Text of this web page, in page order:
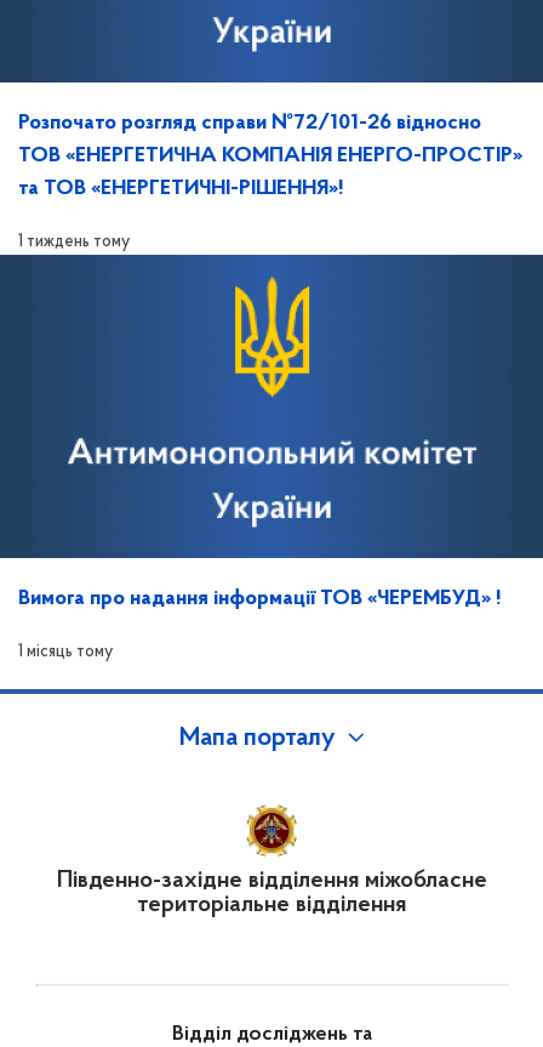
Розпочато розгляд справи №72/101-26 відносно
ТОВ «ЕНЕРГЕТИЧНА КОМПАНІЯ ЕНЕРГО-ПРОСТІР»
та ТОВ «ЕНЕРГЕТИЧНІ-РІШЕННЯ»!
1 тиждень тому
Вимога про надання інформації ТОВ «ЧЕРЕМБУД» !
1 місяць тому
Мапа порталу
Південно-західне відділення міжобласне
територіальне відділення
Відділ досліджень та